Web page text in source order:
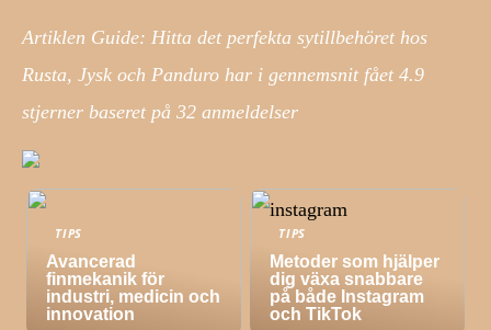
Artiklen Guide: Hitta det perfekta sytillbehöret hos
Rusta, Jysk och Panduro har i gennemsnit fået 4.9
stjerner baseret på 32 anmeldelser
TIPS
Avancerad
finmekanik för
industri, medicin och
innovation
TIPS
Metoder som hjälper
dig växa snabbare
på både Instagram
och TikTok
TIPS